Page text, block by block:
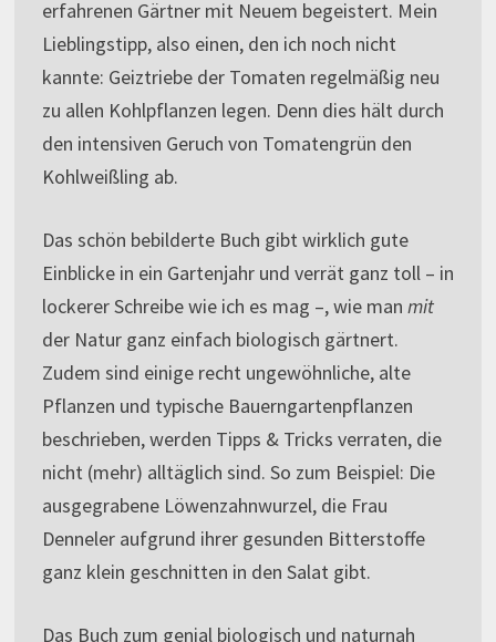
erfahrenen Gärtner mit Neuem begeistert. Mein
Lieblingstipp, also einen, den ich noch nicht
kannte: Geiztriebe der Tomaten regelmäßig neu
zu allen Kohlpflanzen legen. Denn dies hält durch
den intensiven Geruch von Tomatengrün den
Kohlweißling ab.
Das schön bebilderte Buch gibt wirklich gute
Einblicke in ein Gartenjahr und verrät ganz toll – in
lockerer Schreibe wie ich es mag –, wie man mit
der Natur ganz einfach biologisch gärtnert.
Zudem sind einige recht ungewöhnliche, alte
Pflanzen und typische Bauerngartenpflanzen
beschrieben, werden Tipps & Tricks verraten, die
nicht (mehr) alltäglich sind. So zum Beispiel: Die
ausgegrabene Löwenzahnwurzel, die Frau
Denneler aufgrund ihrer gesunden Bitterstoffe
ganz klein geschnitten in den Salat gibt.
Das Buch zum genial biologisch und naturnah